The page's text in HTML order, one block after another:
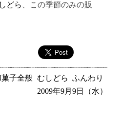
どら 、この季節のみの販
子全般 むしどら ふんわり
2009年9月9日（水）